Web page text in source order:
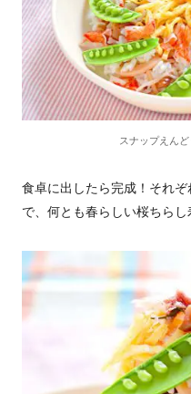
スナップえんど
食卓に出したら完成！それ
で、何とも春らしい桜ちらし